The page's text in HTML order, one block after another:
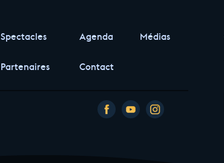
Spectacles Agenda Médias
Partenaires Contact